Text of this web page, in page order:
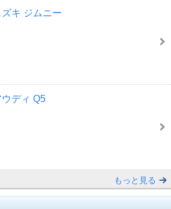
ズキ ジムニー
ウディ Q5
もっと見る